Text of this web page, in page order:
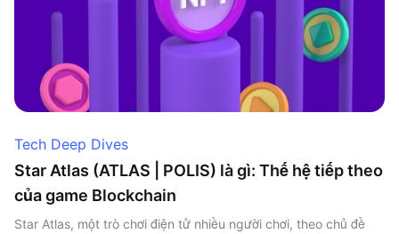
Tech Deep Dives
Star Atlas (ATLAS | POLIS) là gì: Thế hệ tiếp theo
của game Blockchain
Star Atlas, một trò chơi điện tử nhiều người chơi, theo chủ đề